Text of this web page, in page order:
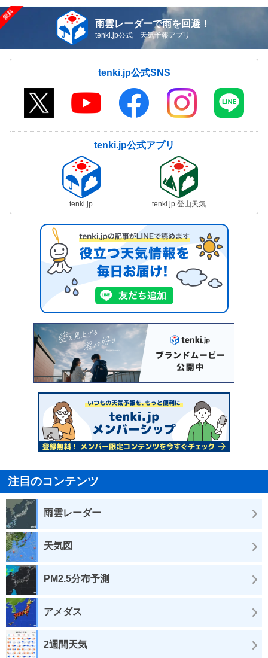
雨雲レーダーで雨を回避！
tenki.jp公式 天気予報アプリ
tenki.jp公式SNS
tenki.jp公式アプリ
tenki.jp tenki.jp 登山天気
注目のコンテンツ
雨雲レーダー
天気図
PM2.5分布予測
アメダス
2週間天気